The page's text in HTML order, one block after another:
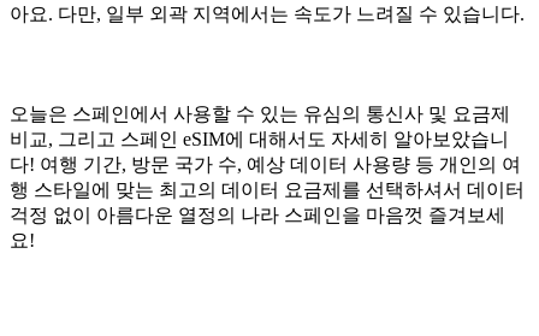
아요. 다만, 일부 외곽 지역에서는 속도가 느려질 수 있습니다.
오늘은 스페인에서 사용할 수 있는 유심의 통신사 및 요금제
비교, 그리고 스페인 eSIM에 대해서도 자세히 알아보았습니
다! 여행 기간, 방문 국가 수, 예상 데이터 사용량 등 개인의 여
행 스타일에 맞는 최고의 데이터 요금제를 선택하셔서 데이터
걱정 없이 아름다운 열정의 나라 스페인을 마음껏 즐겨보세
요!